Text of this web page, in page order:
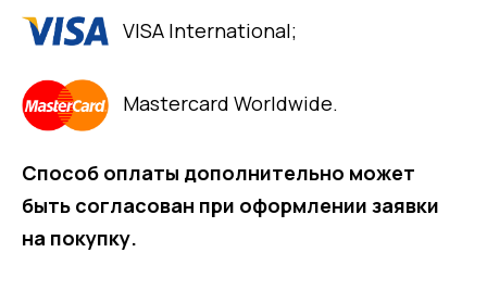
VISA International;
Mastercard Worldwide.
Способ оплаты дополнительно может
быть согласован при оформлении заявки
на покупку.